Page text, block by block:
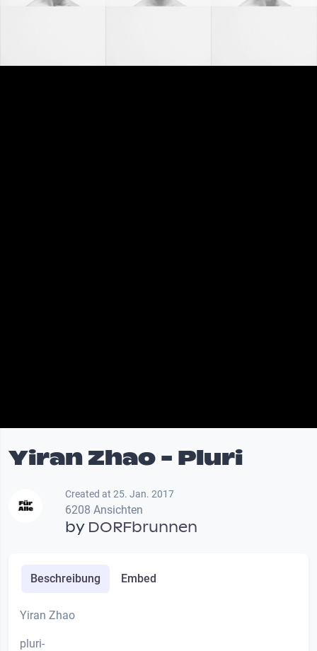
Yiran Zhao - Pluri
Created at 25. Jan. 2017
6208 Ansichten
by DORFbrunnen
Beschreibung Embed
Yiran Zhao
pluri-